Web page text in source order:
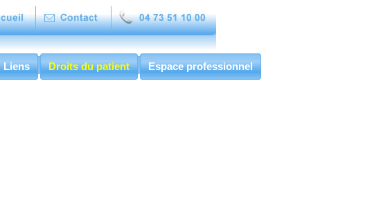
Liens Droits du patient Espace professionnel